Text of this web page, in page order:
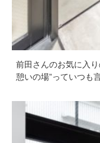
前田さんのお気に入
憩いの場”っていつも